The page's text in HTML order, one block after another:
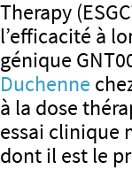
Therapy
l’efficacité à
génique
Duchenne
à la dose
essai clinique
dont il est le